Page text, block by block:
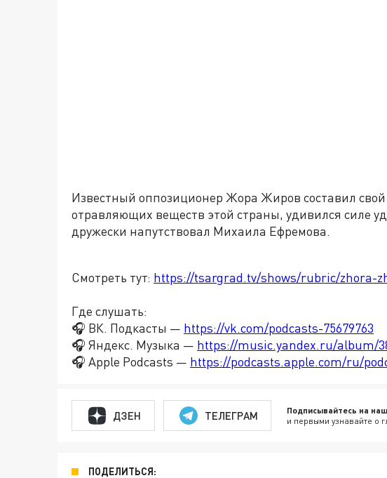
Известный оппозиционер Жора Жиров составил
отравляющих веществ этой страны, удивился силе
дружески напутствовал Михаила Ефремова.
Смотреть тут: https://tsargrad.tv/shows/rubric/zhora-
Где слушать:
🎧 ВК. Подкасты — https://vk.com/podcasts-75679763
🎧 Яндекс. Музыка — https://music.yandex.ru/album/
🎧 Apple Podcasts — https://podcasts.apple.com/ru/
ДЗЕН ТЕЛЕГРАМ Подписывайтесь на
и первыми узнавайте о
ПОДЕЛИТЬСЯ: